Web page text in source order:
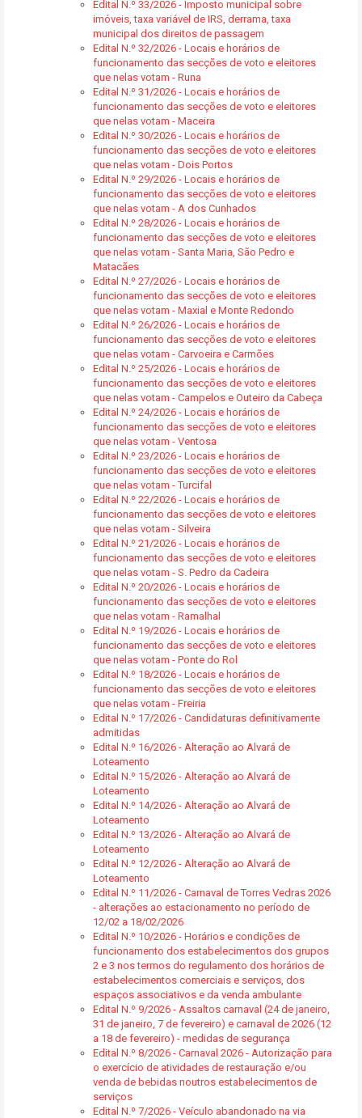
Edital N.º 33/2026 - Imposto municipal sobre
imóveis, taxa variável de IRS, derrama, taxa
municipal dos direitos de passagem
Edital N.º 32/2026 - Locais e horários de
funcionamento das secções de voto e eleitores
que nelas votam - Runa
Edital N.º 31/2026 - Locais e horários de
funcionamento das secções de voto e eleitores
que nelas votam - Maceira
Edital N.º 30/2026 - Locais e horários de
funcionamento das secções de voto e eleitores
que nelas votam - Dois Portos
Edital N.º 29/2026 - Locais e horários de
funcionamento das secções de voto e eleitores
que nelas votam - A dos Cunhados
Edital N.º 28/2026 - Locais e horários de
funcionamento das secções de voto e eleitores
que nelas votam - Santa Maria, São Pedro e
Matacães
Edital N.º 27/2026 - Locais e horários de
funcionamento das secções de voto e eleitores
que nelas votam - Maxial e Monte Redondo
Edital N.º 26/2026 - Locais e horários de
funcionamento das secções de voto e eleitores
que nelas votam - Carvoeira e Carmões
Edital N.º 25/2026 - Locais e horários de
funcionamento das secções de voto e eleitores
que nelas votam - Campelos e Outeiro da Cabeça
Edital N.º 24/2026 - Locais e horários de
funcionamento das secções de voto e eleitores
que nelas votam - Ventosa
Edital N.º 23/2026 - Locais e horários de
funcionamento das secções de voto e eleitores
que nelas votam - Turcifal
Edital N.º 22/2026 - Locais e horários de
funcionamento das secções de voto e eleitores
que nelas votam - Silveira
Edital N.º 21/2026 - Locais e horários de
funcionamento das secções de voto e eleitores
que nelas votam - S. Pedro da Cadeira
Edital N.º 20/2026 - Locais e horários de
funcionamento das secções de voto e eleitores
que nelas votam - Ramalhal
Edital N.º 19/2026 - Locais e horários de
funcionamento das secções de voto e eleitores
que nelas votam - Ponte do Rol
Edital N.º 18/2026 - Locais e horários de
funcionamento das secções de voto e eleitores
que nelas votam - Freiria
Edital N.º 17/2026 - Candidaturas definitivamente
admitidas
Edital N.º 16/2026 - Alteração ao Alvará de
Loteamento
Edital N.º 15/2026 - Alteração ao Alvará de
Loteamento
Edital N.º 14/2026 - Alteração ao Alvará de
Loteamento
Edital N.º 13/2026 - Alteração ao Alvará de
Loteamento
Edital N.º 12/2026 - Alteração ao Alvará de
Loteamento
Edital N.º 11/2026 - Carnaval de Torres Vedras 2026
- alterações ao estacionamento no período de
12/02 a 18/02/2026
Edital N.º 10/2026 - Horários e condições de
funcionamento dos estabelecimentos dos grupos
2 e 3 nos termos do regulamento dos horários de
estabelecimentos comerciais e serviços, dos
espaços associativos e da venda ambulante
Edital N.º 9/2026 - Assaltos carnaval (24 de janeiro,
31 de janeiro, 7 de fevereiro) e carnaval de 2026 (12
a 18 de fevereiro) - medidas de segurança
Edital N.º 8/2026 - Carnaval 2026 - Autorização para
o exercício de atividades de restauração e/ou
venda de bebidas noutros estabelecimentos de
serviços
Edital N.º 7/2026 - Veículo abandonado na via